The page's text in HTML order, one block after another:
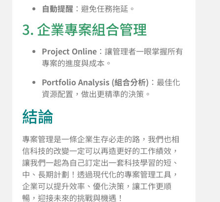
自動提醒 ：避免任務拖延。
3. 企業專案組合管理
Project Online ：讓管理者一眼掌握所有
專案的進度與成本。
Portfolio Analysis (組合分析) ：最佳化
資源配置，做出更精準的決策。
結論
專案管理是一條企業生存必走的路，我們也相
信科技的改變一定可以再造更好的工作績效，
讓我們一起為自己訂定出一套科技學習的短、
中、長期計劃！透過現代化的專案管理工具，
企業可以提升效率、優化決策，讓工作更順
暢，迎接未來的挑戰與機遇！